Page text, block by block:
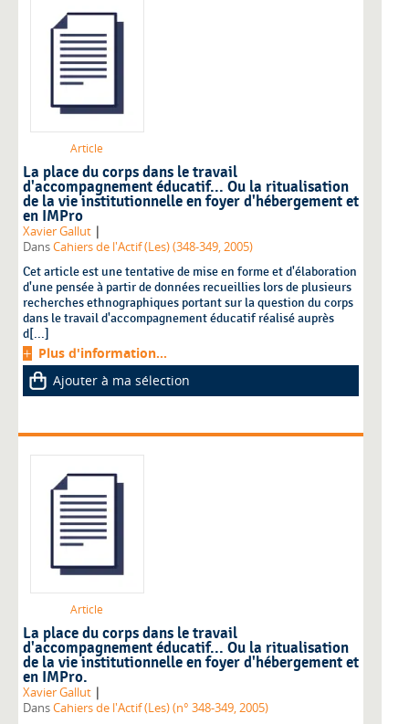
Article
La place du corps dans le travail
d'accompagnement éducatif... Ou la ritualisation
de la vie institutionnelle en foyer d'hébergement et
en IMPro
Xavier Gallut |
DansCahiers de l'Actif (Les) (348-349, 2005)
Cet article est une tentative de mise en forme et d'élaboration
d'une pensée à partir de données recueillies lors de plusieurs
recherches ethnographiques portant sur la question du corps
dans le travail d'accompagnement éducatif réalisé auprès
d[...]
Plus d'information...
Ajouter à ma sélection
Article
La place du corps dans le travail
d'accompagnement éducatif... Ou la ritualisation
de la vie institutionnelle en foyer d'hébergement et
en IMPro.
Xavier Gallut |
DansCahiers de l'Actif (Les) (n° 348-349, 2005)